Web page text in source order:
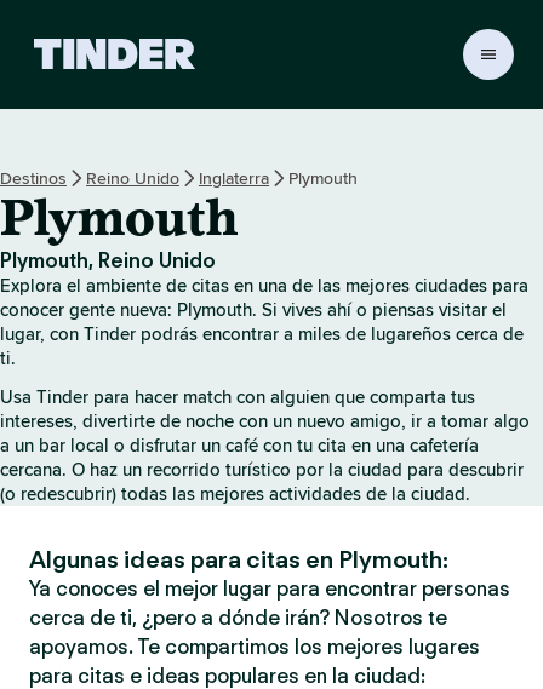
o
d
e
T
i
n
d
Destinos Reino Unido Inglaterra Plymouth
Plymouth
Plymouth, Reino Unido
Explora el ambiente de citas en una de las mejores ciudades para
conocer gente nueva: Plymouth. Si vives ahí o piensas visitar el
lugar, con Tinder podrás encontrar a miles de lugareños cerca de
ti.
Usa Tinder para hacer match con alguien que comparta tus
intereses, divertirte de noche con un nuevo amigo, ir a tomar algo
a un bar local o disfrutar un café con tu cita en una cafetería
cercana. O haz un recorrido turístico por la ciudad para descubrir
(o redescubrir) todas las mejores actividades de la ciudad.
Algunas ideas para citas en Plymouth:
Ya conoces el mejor lugar para encontrar personas
cerca de ti, ¿pero a dónde irán? Nosotros te
apoyamos. Te compartimos los mejores lugares
para citas e ideas populares en la ciudad: